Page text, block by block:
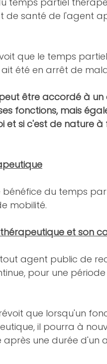
de santé de l'agent
que le temps
été en arrêt de
être accordé à
fonctions, mais
et si c'est de nature à
du temps
mobilité.
et son
agent public de
pour une
que lorsqu'un
il pourra à
une durée d'un